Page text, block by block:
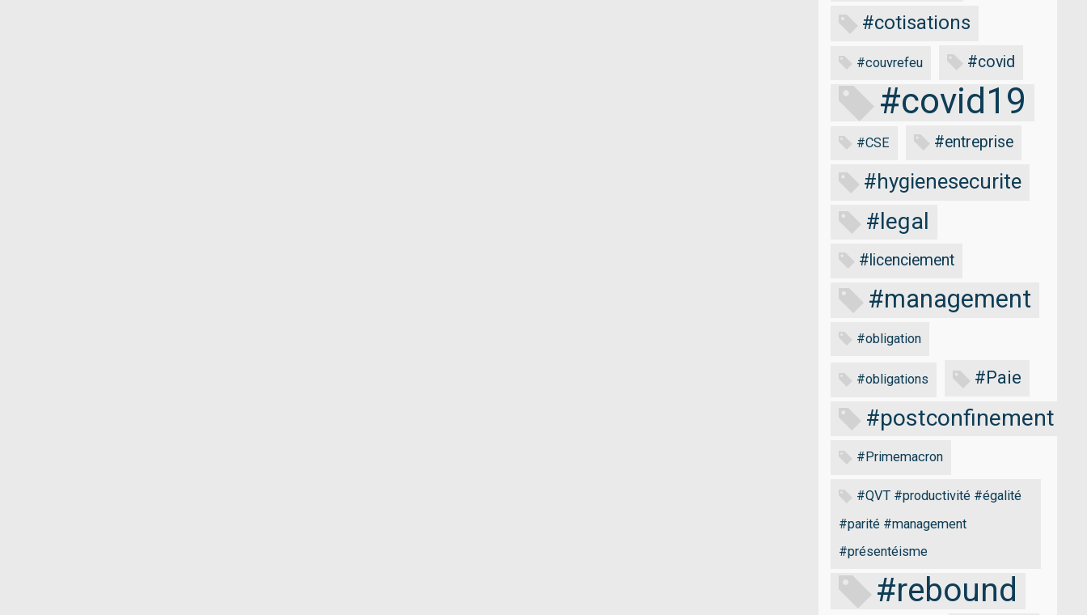
#cotisations
#couvrefeu #covid
#covid19
#CSE #entreprise
#hygienesecurite
#legal
#licenciement
#management
#obligation
#obligations #Paie
#postconfinement
#Primemacron
#QVT #productivité #égalité
#parité #management
#présentéisme
#rebound